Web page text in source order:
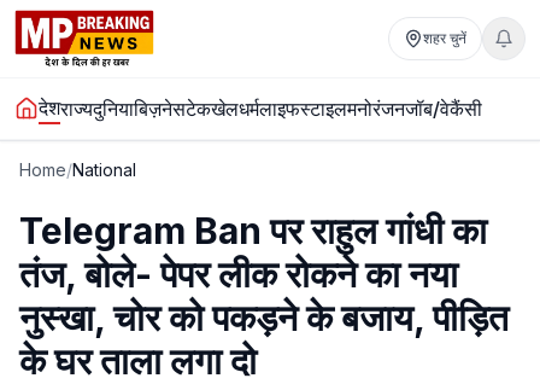
शहर चुनें
देशराज्यदुनियाबिज़नेसटेकखेलधर्मलाइफस्टाइलमनोरंजनजॉब/वेकैंसी
Home/National
Telegram Ban पर राहुल गांधी का
तंज, बोले- पेपर लीक रोकने का नया
नुस्खा, चोर को पकड़ने के बजाय, पीड़ित
के घर ताला लगा दो